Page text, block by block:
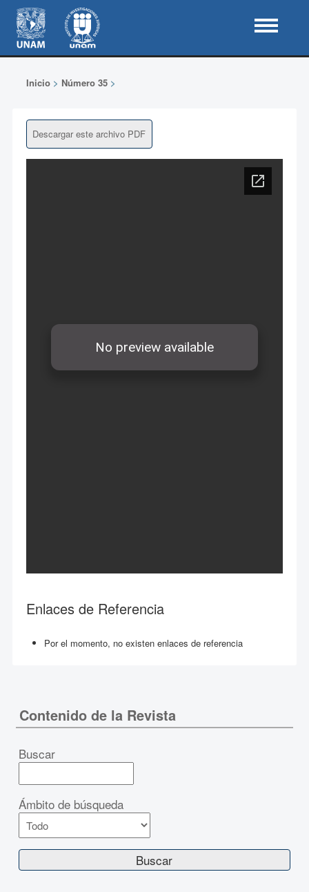
Inicio> Número 35>
Descargar este archivo PDF
Enlaces de Referencia
Por el momento, no existen enlaces de referencia
Contenido de la Revista
Buscar
Ámbito de búsqueda